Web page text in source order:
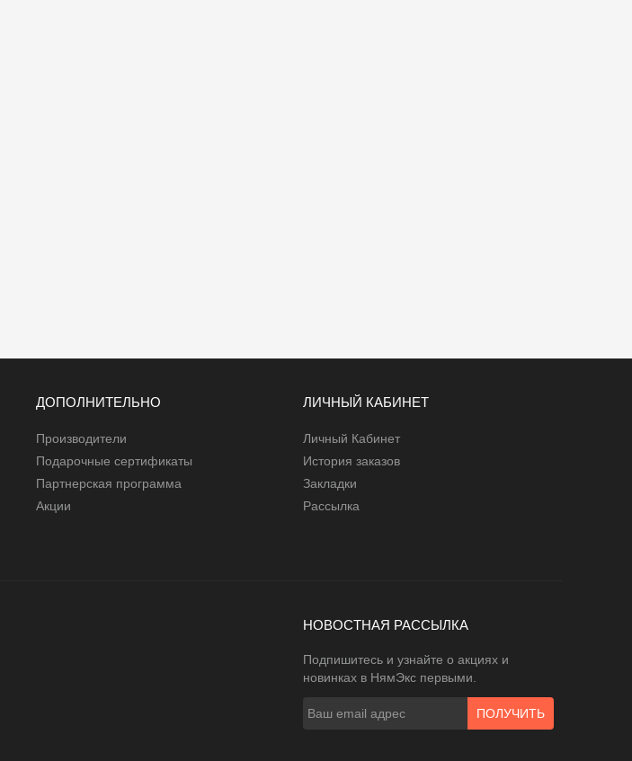
ДОПОЛНИТЕЛЬНО
Производители
Подарочные сертификаты
Партнерская программа
Акции
ЛИЧНЫЙ КАБИНЕТ
Личный Кабинет
История заказов
Закладки
Рассылка
НОВОСТНАЯ РАССЫЛКА
Подпишитесь и узнайте о акциях и
новинках в НямЭкс первыми.
ПОЛУЧИТЬ